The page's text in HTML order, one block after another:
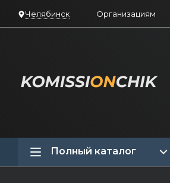
Челябинск Организациям
Полный каталог